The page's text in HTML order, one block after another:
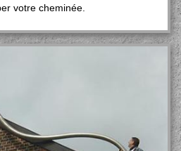
votre cheminée.